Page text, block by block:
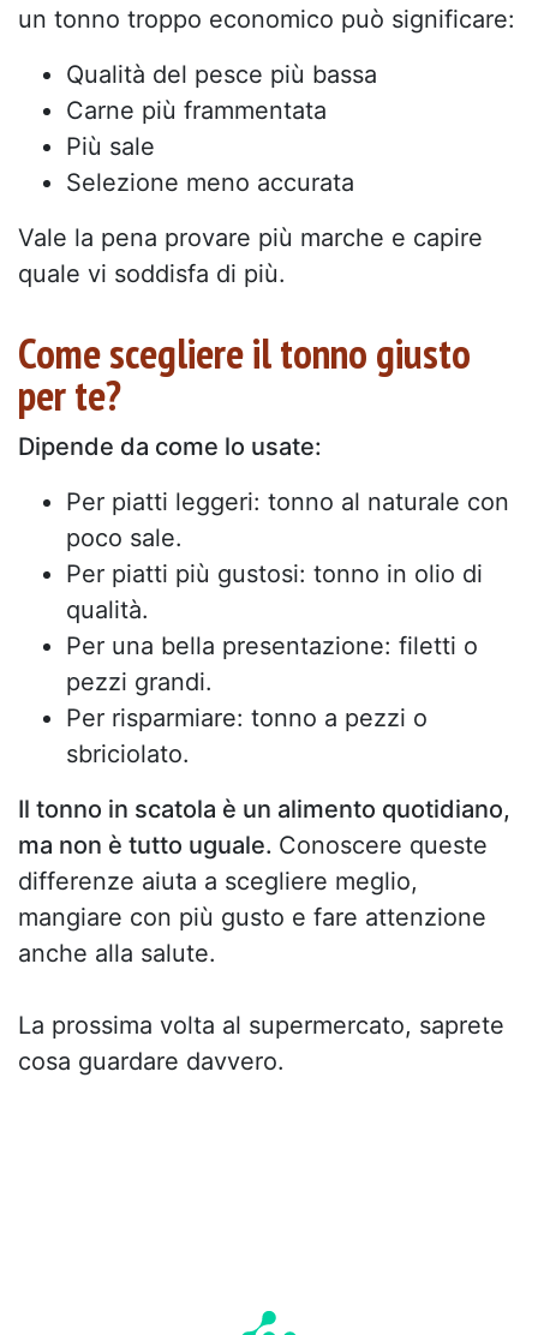
un tonno troppo economico può significare:
Qualità del pesce più bassa
Carne più frammentata
Più sale
Selezione meno accurata
Vale la pena provare più marche e capire
quale vi soddisfa di più.
Come scegliere il tonno giusto
per te?
Dipende da come lo usate:
Per piatti leggeri: tonno al naturale con
poco sale.
Per piatti più gustosi: tonno in olio di
qualità.
Per una bella presentazione: filetti o
pezzi grandi.
Per risparmiare: tonno a pezzi o
sbriciolato.
Il tonno in scatola è un alimento quotidiano,
ma non è tutto uguale. Conoscere queste
differenze aiuta a scegliere meglio,
mangiare con più gusto e fare attenzione
anche alla salute.
La prossima volta al supermercato, saprete
cosa guardare davvero.